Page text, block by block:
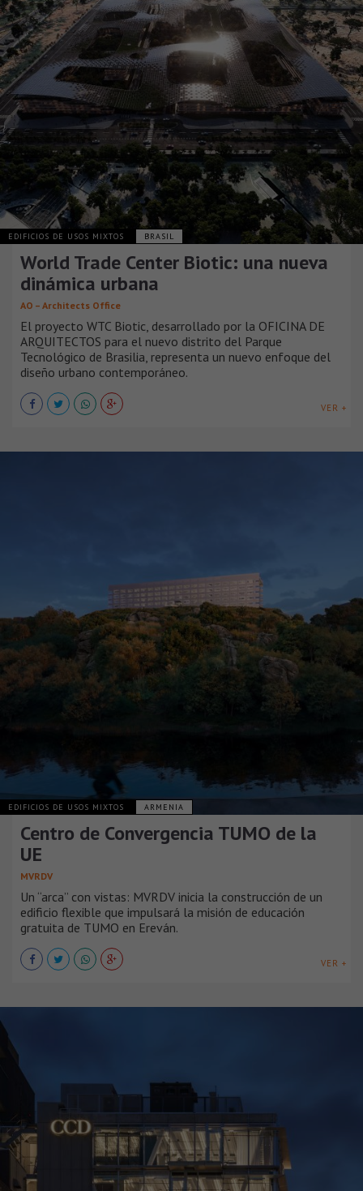
EDIFICIOS DE USOS MIXTOS BRASIL
World Trade Center Biotic: una nueva
dinámica urbana
AO – Architects Office
El proyecto WTC Biotic, desarrollado por la OFICINA DE
ARQUITECTOS para el nuevo distrito del Parque
Tecnológico de Brasilia, representa un nuevo enfoque del
diseño urbano contemporáneo.
VER +
EDIFICIOS DE USOS MIXTOS ARMENIA
Centro de Convergencia TUMO de la
UE
MVRDV
Un “arca” con vistas: MVRDV inicia la construcción de un
edificio flexible que impulsará la misión de educación
gratuita de TUMO en Ereván.
VER +